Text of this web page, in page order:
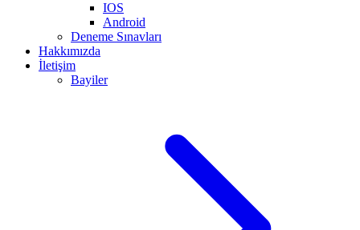
IOS
Android
Deneme Sınavları
Hakkımızda
İletişim
Bayiler